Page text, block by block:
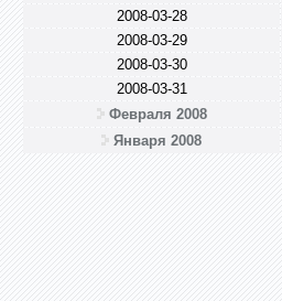
2008-03-28
2008-03-29
2008-03-30
2008-03-31
Февраля 2008
Января 2008